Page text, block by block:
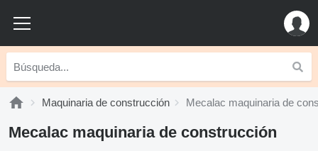
Maquinaria de construcción Mecalac maquinaria de
Mecalac maquinaria de construcción